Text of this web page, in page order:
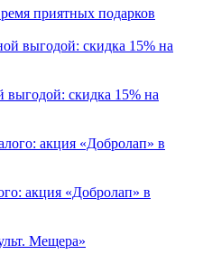
приятных подарков
скидка 15% на
акция «Добролап» в